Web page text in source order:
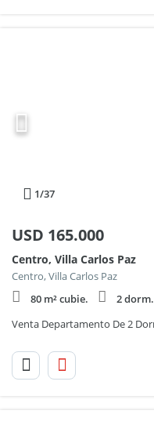
1/37
USD 165.000
Centro, Villa Carlos Paz
Centro, Villa Carlos Paz
80 m² cubie.
2 dorm.